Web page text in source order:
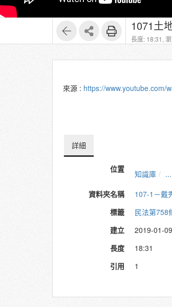
1071土
長度: 18:31,
來源 : https://www.youtube.com/
詳細
位置 知識庫 ...
資料夾名稱
107-1－戴
標籤
民法第758
建立
2019-01-
長度
18:31
引用
1